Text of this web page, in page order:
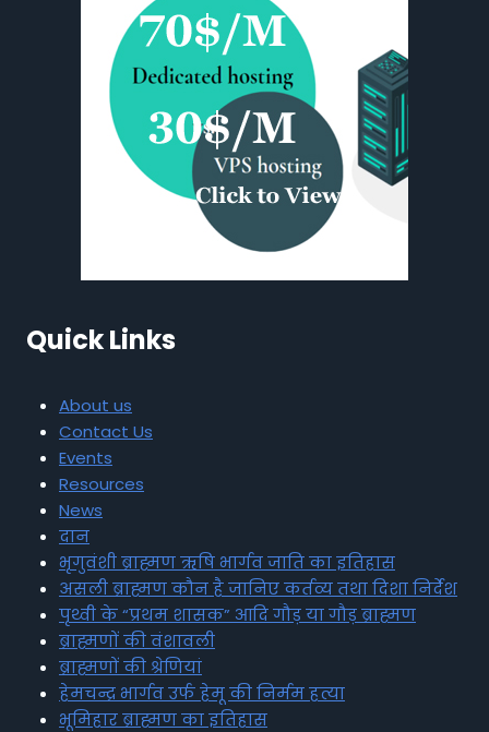
Quick Links
About us
Contact Us
Events
Resources
News
दान
भृगुवंशी ब्राह्मण ऋषि भार्गव जाति का इतिहास
असली ब्राह्मण कौन है जानिए कर्तव्य तथा दिशा निर्देश
पृथ्वी के “प्रथम शासक” आदि गौड़ या गौड़ ब्राह्मण
ब्राह्मणों की वंशावली
ब्राह्मणों की श्रेणियां
हेमचन्द्र भार्गव उर्फ हेमू की निर्मम हत्या
भूमिहार ब्राह्मण का इतिहास